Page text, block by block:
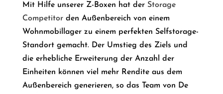
Mit Hilfe unserer Z-Boxen hat der Storage
Competitorden Außenbereich von einem
Wohnmobillager zu einem perfekten Selfstorage-
Standort gemacht. Der Umstieg des Ziels und
die erhebliche Erweiterung der Anzahl der
Einheiten können viel mehr Rendite aus dem
Außenbereich generieren, so das Team von De